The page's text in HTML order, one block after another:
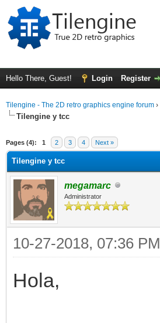
Hello There, Guest! Login Register
Tilengine - The 2D retro graphics engine forum ›
Tilengine y tcc
Pages (4): 1 2 3 4 Next »
Tilengine y tcc
megamarc
Administrator
10-27-2018, 07:36 PM
Hola,